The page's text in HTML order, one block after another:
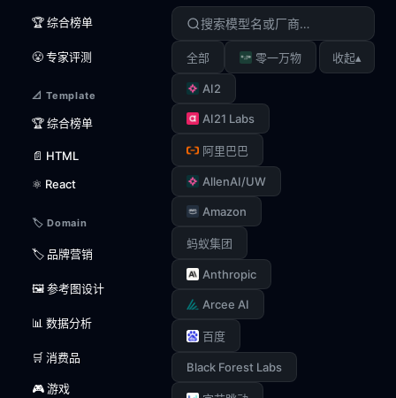
🏆 综合榜单
😤 专家评测
📐 Template
🏆 综合榜单
📄 HTML
⚛️ React
🏷️ Domain
🏷️ 品牌营销
🖼️ 参考图设计
📊 数据分析
🛒 消费品
🎮 游戏
全部 零一万物
AI2
AI21 Labs
阿里巴巴
AllenAI/UW
Amazon
蚂蚁集团
Anthropic
Arcee AI
百度
Black Forest Labs
收起▴